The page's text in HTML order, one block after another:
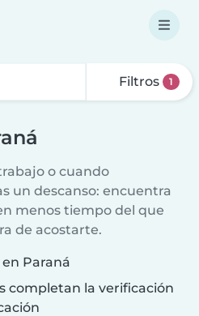
Filtros 1
o cuando
un descanso: encuentra
menos tiempo del que
de acostarte.
Paraná
completan la verificación